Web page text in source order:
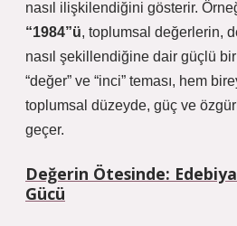
nasıl ilişkilendiğini gösterir.
“1984”ü, toplumsal değerlerin,
nasıl şekillendiğine dair güçlü
“değer” ve “inci” teması, hem
toplumsal düzeyde, güç ve
geçer.
Değerin Ötesinde:
Gücü